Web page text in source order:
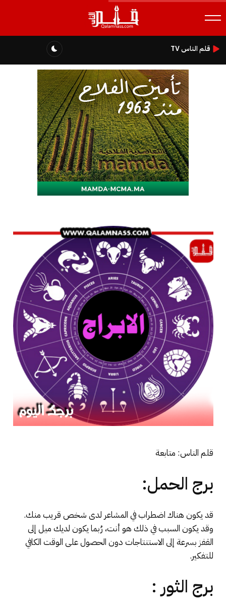
قلم الناس TV
قلم الناس: متابعة
برج الحمل:
قد يكون هناك اضطراب في المشاعر لدى شخص قريب منك.
وقد يكون السبب في ذلك هو أنت، رُبما يكون لديك ميل إلى
القفز بسرعة إلى الاستنتاجات دون الحصول على الوقت الكافي
للتفكير.
برج الثور :